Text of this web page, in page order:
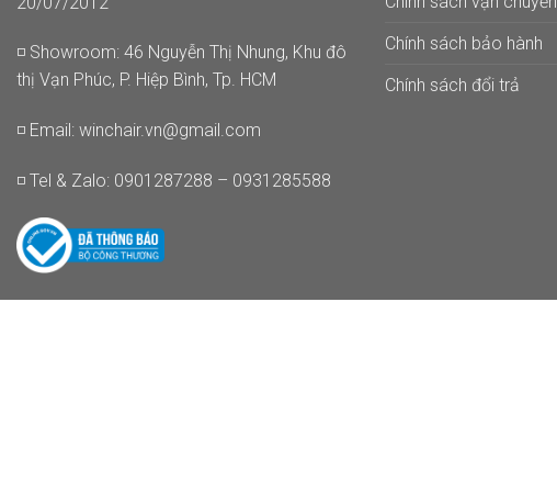
◽ Showroom: 46 Nguyễn Thị Nhung, Khu đô
thị Vạn Phúc, P. Hiệp Bình, Tp. HCM
◽ Email: winchair.vn@gmail.com
◽ Tel & Zalo: 0901287288 – 0931285588
Chính sách bảo hành
Chính sách đổi trả